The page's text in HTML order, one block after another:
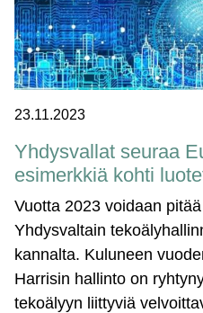
23.11.2023
Yhdysvallat seuraa
esimerkkiä kohti
Vuotta 2023 voidaan
Yhdysvaltain
kannalta. Kuluneen
Harrisin hallinto on
tekoälyyn liittyviä